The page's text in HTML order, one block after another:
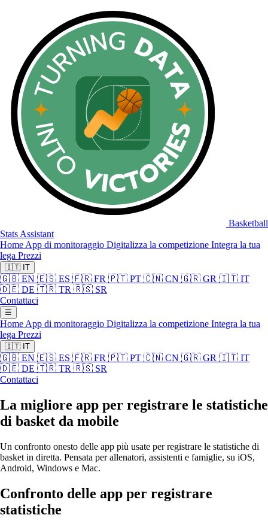
Basketball
Stats Assistant
Home App di monitoraggio Digitalizza la competizione Integra la tua
lega Prezzi
🇮🇹 IT
🇬🇧 EN 🇪🇸 ES 🇫🇷 FR 🇵🇹 PT 🇨🇳 CN 🇬🇷 GR 🇮🇹 IT
🇩🇪 DE 🇹🇷 TR 🇷🇸 SR
Contattaci
☰
Home App di monitoraggio Digitalizza la competizione Integra la tua
lega Prezzi
🇮🇹 IT
🇬🇧 EN 🇪🇸 ES 🇫🇷 FR 🇵🇹 PT 🇨🇳 CN 🇬🇷 GR 🇮🇹 IT
🇩🇪 DE 🇹🇷 TR 🇷🇸 SR
Contattaci
La migliore app per registrare le statistiche
di basket da mobile
Un confronto onesto delle app più usate per registrare le statistiche di
basket in diretta. Pensata per allenatori, assistenti e famiglie, su iOS,
Android, Windows e Mac.
Confronto delle app per registrare
statistiche